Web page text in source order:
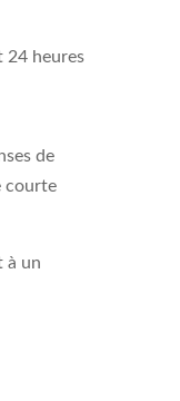
24 heures
de
courte
à un